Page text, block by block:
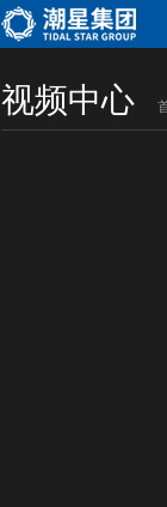
视频中心